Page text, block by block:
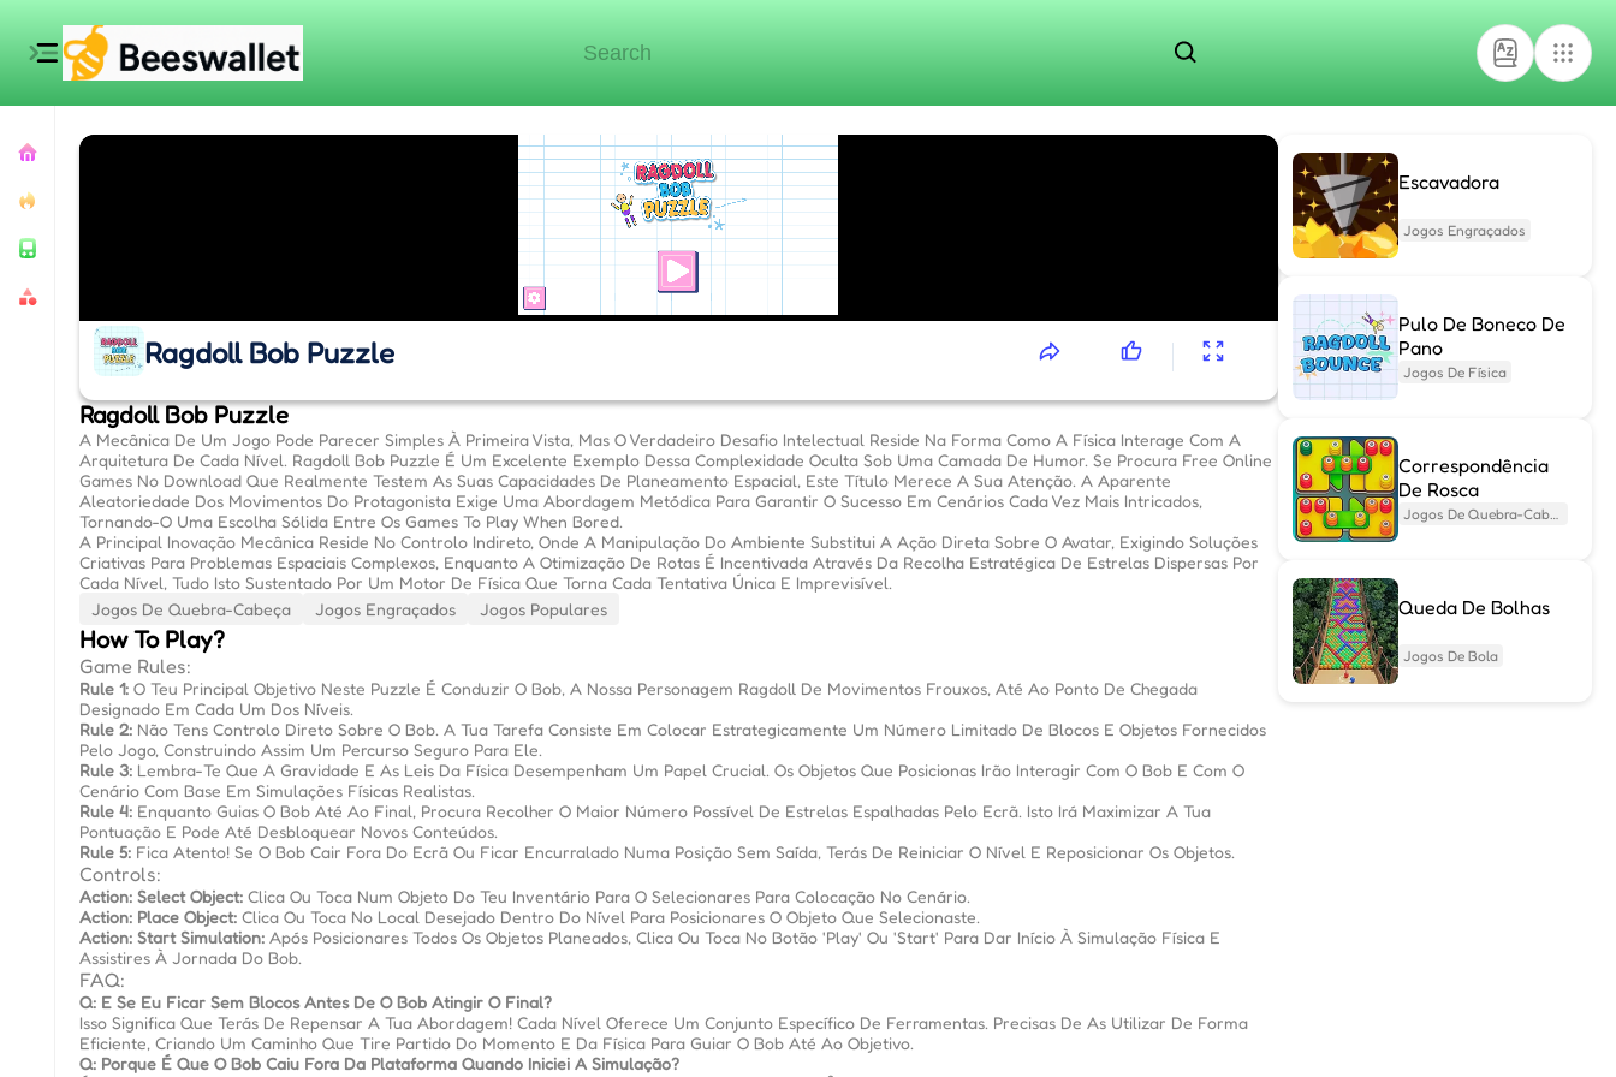
Ragdoll Bob Puzzle
Ragdoll Bob Puzzle
A Mecânica De Um Jogo Pode Parecer Simples À Primeira Vista, Mas O Verdadeiro Desafio Intelectual Reside Na Forma Como A Física Interage Com A
Arquitetura De Cada Nível. Ragdoll Bob Puzzle É Um Excelente Exemplo Dessa Complexidade Oculta Sob Uma Camada De Humor. Se Procura Free Online
Games No Download Que Realmente Testem As Suas Capacidades De Planeamento Espacial, Este Título Merece A Sua Atenção. A Aparente
Aleatoriedade Dos Movimentos Do Protagonista Exige Uma Abordagem Metódica Para Garantir O Sucesso Em Cenários Cada Vez Mais Intricados,
Tornando-O Uma Escolha Sólida Entre Os Games To Play When Bored.
A Principal Inovação Mecânica Reside No Controlo Indireto, Onde A Manipulação Do Ambiente Substitui A Ação Direta Sobre O Avatar, Exigindo Soluções
Criativas Para Problemas Espaciais Complexos, Enquanto A Otimização De Rotas É Incentivada Através Da Recolha Estratégica De Estrelas Dispersas Por
Cada Nível, Tudo Isto Sustentado Por Um Motor De Física Que Torna Cada Tentativa Única E Imprevisível.
Jogos De Quebra-Cabeça
Jogos Engraçados Jogos Populares
How To Play?
Game Rules:
Rule 1: O Teu Principal Objetivo Neste Puzzle É Conduzir O Bob, A Nossa Personagem Ragdoll De Movimentos Frouxos, Até Ao Ponto De Chegada
Designado Em Cada Um Dos Níveis.
Rule 2: Não Tens Controlo Direto Sobre O Bob. A Tua Tarefa Consiste Em Colocar Estrategicamente Um Número Limitado De Blocos E Objetos Fornecidos
Pelo Jogo, Construindo Assim Um Percurso Seguro Para Ele.
Rule 3: Lembra-Te Que A Gravidade E As Leis Da Física Desempenham Um Papel Crucial. Os Objetos Que Posicionas Irão Interagir Com O Bob E Com O
Cenário Com Base Em Simulações Físicas Realistas.
Rule 4: Enquanto Guias O Bob Até Ao Final, Procura Recolher O Maior Número Possível De Estrelas Espalhadas Pelo Ecrã. Isto Irá Maximizar A Tua
Pontuação E Pode Até Desbloquear Novos Conteúdos.
Rule 5: Fica Atento! Se O Bob Cair Fora Do Ecrã Ou Ficar Encurralado Numa Posição Sem Saída, Terás De Reiniciar O Nível E Reposicionar Os Objetos.
Controls:
Action: Select Object: Clica Ou Toca Num Objeto Do Teu Inventário Para O Selecionares Para Colocação No Cenário.
Action: Place Object: Clica Ou Toca No Local Desejado Dentro Do Nível Para Posicionares O Objeto Que Selecionaste.
Action: Start Simulation: Após Posicionares Todos Os Objetos Planeados, Clica Ou Toca No Botão 'Play' Ou 'Start' Para Dar Início À Simulação Física E
Assistires À Jornada Do Bob.
FAQ:
Q: E Se Eu Ficar Sem Blocos Antes De O Bob Atingir O Final?
Isso Significa Que Terás De Repensar A Tua Abordagem! Cada Nível Oferece Um Conjunto Específico De Ferramentas. Precisas De As Utilizar De Forma
Eficiente, Criando Um Caminho Que Tire Partido Do Momento E Da Física Para Guiar O Bob Até Ao Objetivo.
Q: Porque É Que O Bob Caiu Fora Da Plataforma Quando Iniciei A Simulação?
Escavadora
Jogos Engraçados
Pulo De Boneco De
Pano
Jogos De Física
Correspondência
De Rosca
Jogos De Quebra-Cabeça
Queda De Bolhas
Jogos De Bola